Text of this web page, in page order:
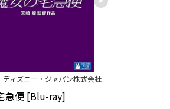
ディズニー・ジャパン株式会社
急便 [Blu-ray]